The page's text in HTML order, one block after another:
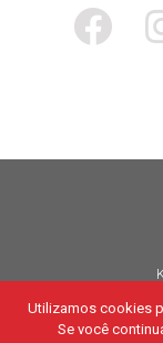
Utilizamos cookies
Se você